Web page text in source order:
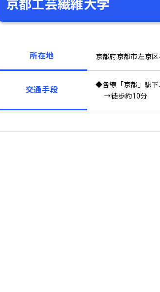
京都工芸繊維大学
所在地 京都府京都市左京
交通手段
◆各線「京都」駅
→徒歩約10分